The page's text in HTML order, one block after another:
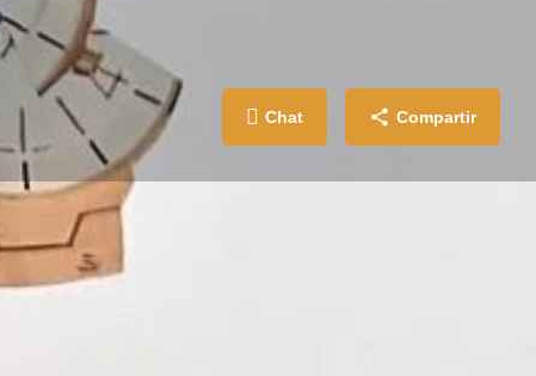
Chat Compartir